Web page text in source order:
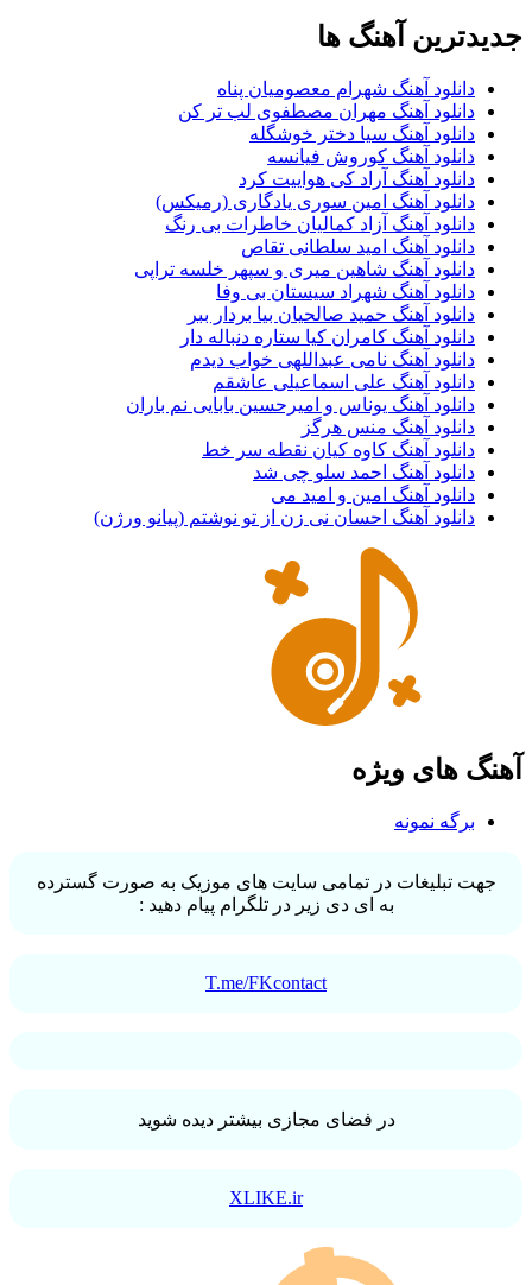
جدیدترین آهنگ ها
دانلود آهنگ شهرام معصومیان پناه
دانلود آهنگ مهران مصطفوی لب تر کن
دانلود آهنگ سیا دختر خوشگله
دانلود آهنگ کوروش فیانسه
دانلود آهنگ آراد کی هواییت کرد
دانلود آهنگ امین سوری یادگاری (رمیکس)
دانلود آهنگ آزاد کمالیان خاطرات بی رنگ
دانلود آهنگ امید سلطانی تقاص
دانلود آهنگ شاهین میری و سپهر خلسه تراپی
دانلود آهنگ شهراد سیستان بی وفا
دانلود آهنگ حمید صالحیان بیا بردار ببر
دانلود آهنگ کامران کیا ستاره دنباله دار
دانلود آهنگ نامی عبداللهی خواب دیدم
دانلود آهنگ علی اسماعیلی عاشقم
دانلود آهنگ یوناس و امیرحسین بابایی نم باران
دانلود آهنگ منس هرگز
دانلود آهنگ کاوه کیان نقطه سر خط
دانلود آهنگ احمد سلو چی شد
دانلود آهنگ امین و امید می
دانلود آهنگ احسان نی زن از تو نوشتم (پیانو ورژن)
آهنگ های ویژه
برگه نمونه
جهت تبلیغات در تمامی سایت های موزیک به صورت گسترده
به ای دی زیر در تلگرام پیام دهید :
T.me/FKcontact
در فضای مجازی بیشتر دیده شوید
XLIKE.ir